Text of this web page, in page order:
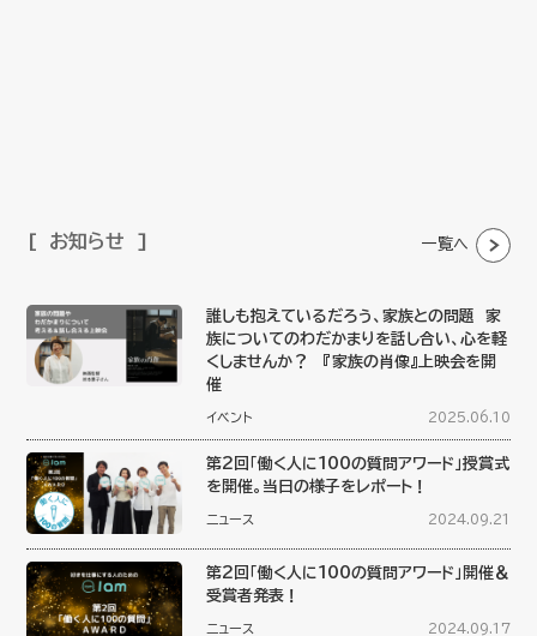
お知らせ 一覧へ
誰しも抱えているだろう、家族との問題 家
族についてのわだかまりを話し合い、心を軽
くしませんか？ 『家族の肖像』上映会を開
催
イベント 2025.06.10
第2回「働く人に100の質問アワード」授賞式
を開催。当日の様子をレポート！
ニュース 2024.09.21
第2回「働く人に100の質問アワード」開催＆
受賞者発表！
ニュース 2024.09.17